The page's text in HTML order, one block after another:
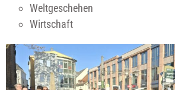
Weltgeschehen
Wirtschaft